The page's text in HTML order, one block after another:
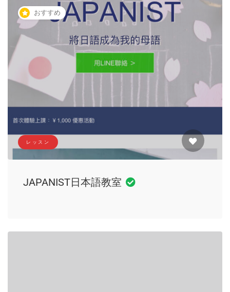
おすすめ
レッスン
JAPANIST日本語教室